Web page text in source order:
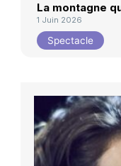
La montagne
1 Juin 2026
Spectacle